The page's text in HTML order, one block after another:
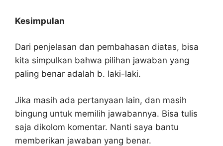
Kesimpulan
Dari penjelasan dan pembahasan diatas, bisa
kita simpulkan bahwa pilihan jawaban yang
paling benar adalah b. laki-laki.
Jika masih ada pertanyaan lain, dan masih
bingung untuk memilih jawabannya. Bisa tulis
saja dikolom komentar. Nanti saya bantu
memberikan jawaban yang benar.